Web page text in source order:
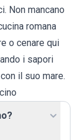
Non mancano
romana
o cenare qui
i sapori
il suo mare.